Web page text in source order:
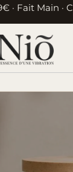
· Fait Main ·